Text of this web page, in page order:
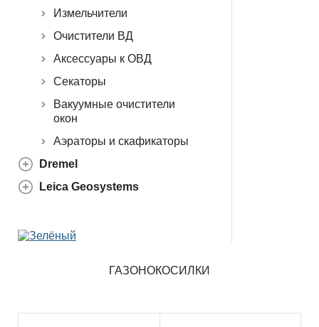
Измельчители
Очистители ВД
Аксессуары к ОВД
Секаторы
Вакуумные очистители
окон
Аэраторы и скафикаторы
Dremel
Leica Geosystems
ГАЗОНОКОСИЛКИ